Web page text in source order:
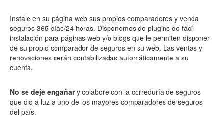
Instale en su página web sus propios comparadores y venda
seguros 365 días/24 horas. Disponemos de plugins de fácil
instalación para páginas web y/o blogs que le permiten disponer
de su propio comparador de seguros en su web. Las ventas y
renovaciones serán contabilizadas automáticamente a su
cuenta.
No se deje engañary colabore con la correduría de seguros
que dio a luz a uno de los mayores comparadores de seguros
del país.